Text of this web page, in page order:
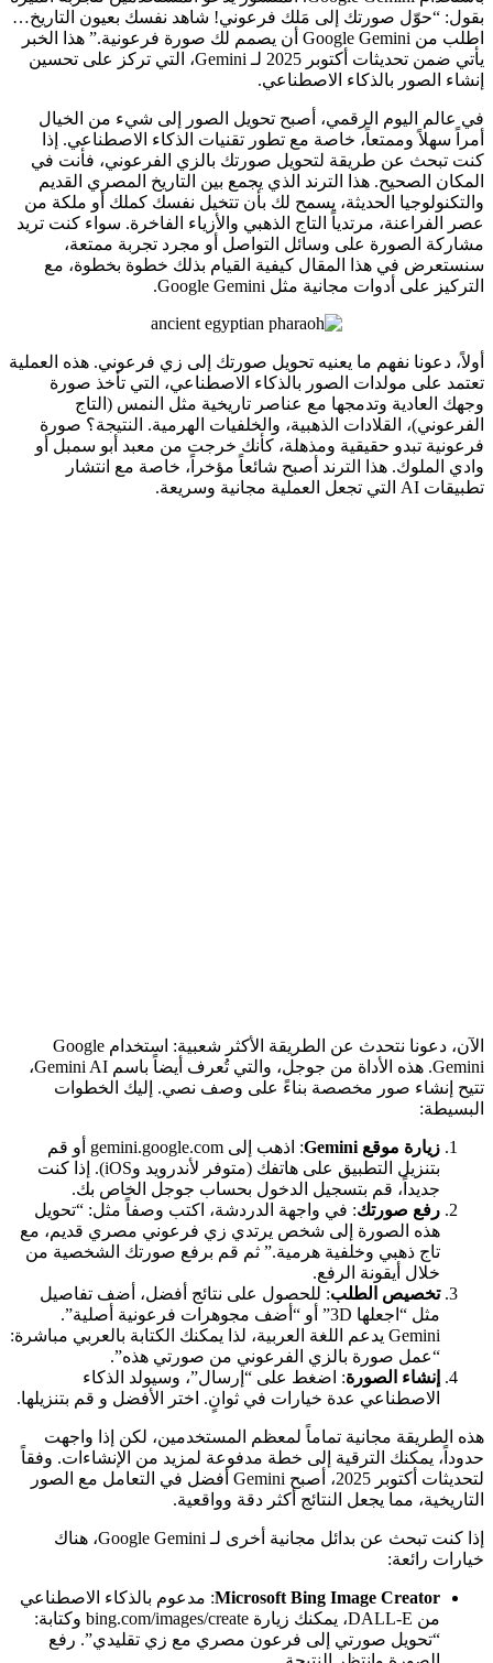
بقول: “حوّل صورتك إلى مَلك فرعوني! شاهد نفسك بعيون التاريخ…
اطلب من Google Gemini أن يصمم لك صورة فرعونية.” هذا الخبر
يأتي ضمن تحديثات أكتوبر 2025 لـ Gemini، التي تركز على تحسين
إنشاء الصور بالذكاء الاصطناعي.
في عالم اليوم الرقمي، أصبح تحويل الصور إلى شيء من الخيال
أمراً سهلاً وممتعاً، خاصة مع تطور تقنيات الذكاء الاصطناعي. إذا
كنت تبحث عن طريقة لتحويل صورتك بالزي الفرعوني، فأنت في
المكان الصحيح. هذا الترند الذي يجمع بين التاريخ المصري القديم
والتكنولوجيا الحديثة، يسمح لك بأن تتخيل نفسك كملك أو ملكة من
عصر الفراعنة، مرتدياً التاج الذهبي والأزياء الفاخرة. سواء كنت تريد
مشاركة الصورة على وسائل التواصل أو مجرد تجربة ممتعة،
سنستعرض في هذا المقال كيفية القيام بذلك خطوة بخطوة، مع
التركيز على أدوات مجانية مثل Google Gemini.
أولاً، دعونا نفهم ما يعنيه تحويل صورتك إلى زي فرعوني. هذه العملية
تعتمد على مولدات الصور بالذكاء الاصطناعي، التي تأخذ صورة
وجهك العادية وتدمجها مع عناصر تاريخية مثل النمس (التاج
الفرعوني)، القلادات الذهبية، والخلفيات الهرمية. النتيجة؟ صورة
فرعونية تبدو حقيقية ومذهلة، كأنك خرجت من معبد أبو سمبل أو
وادي الملوك. هذا الترند أصبح شائعاً مؤخراً، خاصة مع انتشار
تطبيقات AI التي تجعل العملية مجانية وسريعة.
الآن، دعونا نتحدث عن الطريقة الأكثر شعبية: استخدام Google
Gemini. هذه الأداة من جوجل، والتي تُعرف أيضاً باسم Gemini AI،
تتيح إنشاء صور مخصصة بناءً على وصف نصي. إليك الخطوات
البسيطة:
زيارة موقع Gemini
: اذهب إلى gemini.google.com أو قم
بتنزيل التطبيق على هاتفك (متوفر لأندرويد وiOS). إذا كنت
جديداً، قم بتسجيل الدخول بحساب جوجل الخاص بك.
رفع صورتك: في واجهة الدردشة، اكتب وصفاً مثل: “تحويل
هذه الصورة إلى شخص يرتدي زي فرعوني مصري قديم، مع
تاج ذهبي وخلفية هرمية.” ثم قم برفع صورتك الشخصية من
خلال أيقونة الرفع.
تخصيص الطلب: للحصول على نتائج أفضل، أضف تفاصيل
مثل “اجعلها 3D” أو “أضف مجوهرات فرعونية أصلية”.
Gemini يدعم اللغة العربية، لذا يمكنك الكتابة بالعربي مباشرة:
“عمل صورة بالزي الفرعوني من صورتي هذه”.
إنشاء الصورة: اضغط على “إرسال”، وسيولد الذكاء
الاصطناعي عدة خيارات في ثوانٍ. اختر الأفضل و قم بتنزيلها.
هذه الطريقة مجانية تماماً لمعظم المستخدمين، لكن إذا واجهت
حدوداً، يمكنك الترقية إلى خطة مدفوعة لمزيد من الإنشاءات. وفقاً
لتحديثات أكتوبر 2025، أصبح Gemini أفضل في التعامل مع الصور
التاريخية، مما يجعل النتائج أكثر دقة وواقعية.
إذا كنت تبحث عن بدائل مجانية أخرى لـ Google Gemini، هناك
خيارات رائعة:
Microsoft Bing Image Creator: مدعوم بالذكاء الاصطناعي
من DALL-E، يمكنك زيارة bing.com/images/create وكتابة:
“تحويل صورتي إلى فرعون مصري مع زي تقليدي”. رفع